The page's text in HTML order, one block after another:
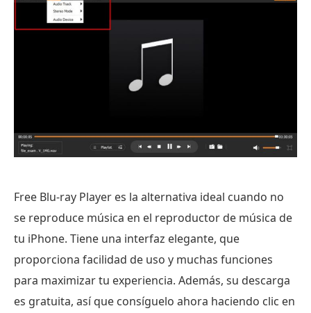
Free Blu-ray Player es la alternativa ideal cuando no
se reproduce música en el reproductor de música de
tu iPhone. Tiene una interfaz elegante, que
proporciona facilidad de uso y muchas funciones
para maximizar tu experiencia. Además, su descarga
es gratuita, así que consíguelo ahora haciendo clic en